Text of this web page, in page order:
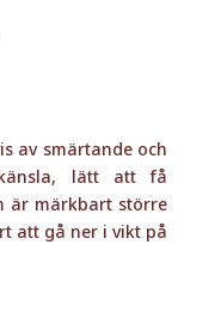
av smärtande och
lätt att få
är märkbart större
att gå ner i vikt på